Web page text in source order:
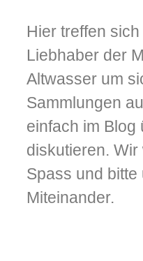
Hier treffen
Liebhaber der
Altwasser um
Sammlungen
einfach im Blog
diskutieren.
Spass und
Miteinander.